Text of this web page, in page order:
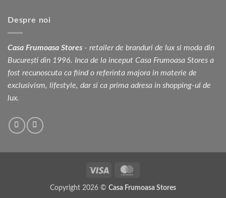
Despre noi
Casa Frumoasa Stores - retailer de branduri de lux si moda din
București din 1996. Inca de la inceput Casa Frumoasa Stores a
fost recunoscuta ca fiind o referinta majora in materie de
exclusivism, lifestyle, dar si ca prima adresa in shopping-ul de
lux.
Visa
Copyright 2026 © Casa Frumoasa Stores